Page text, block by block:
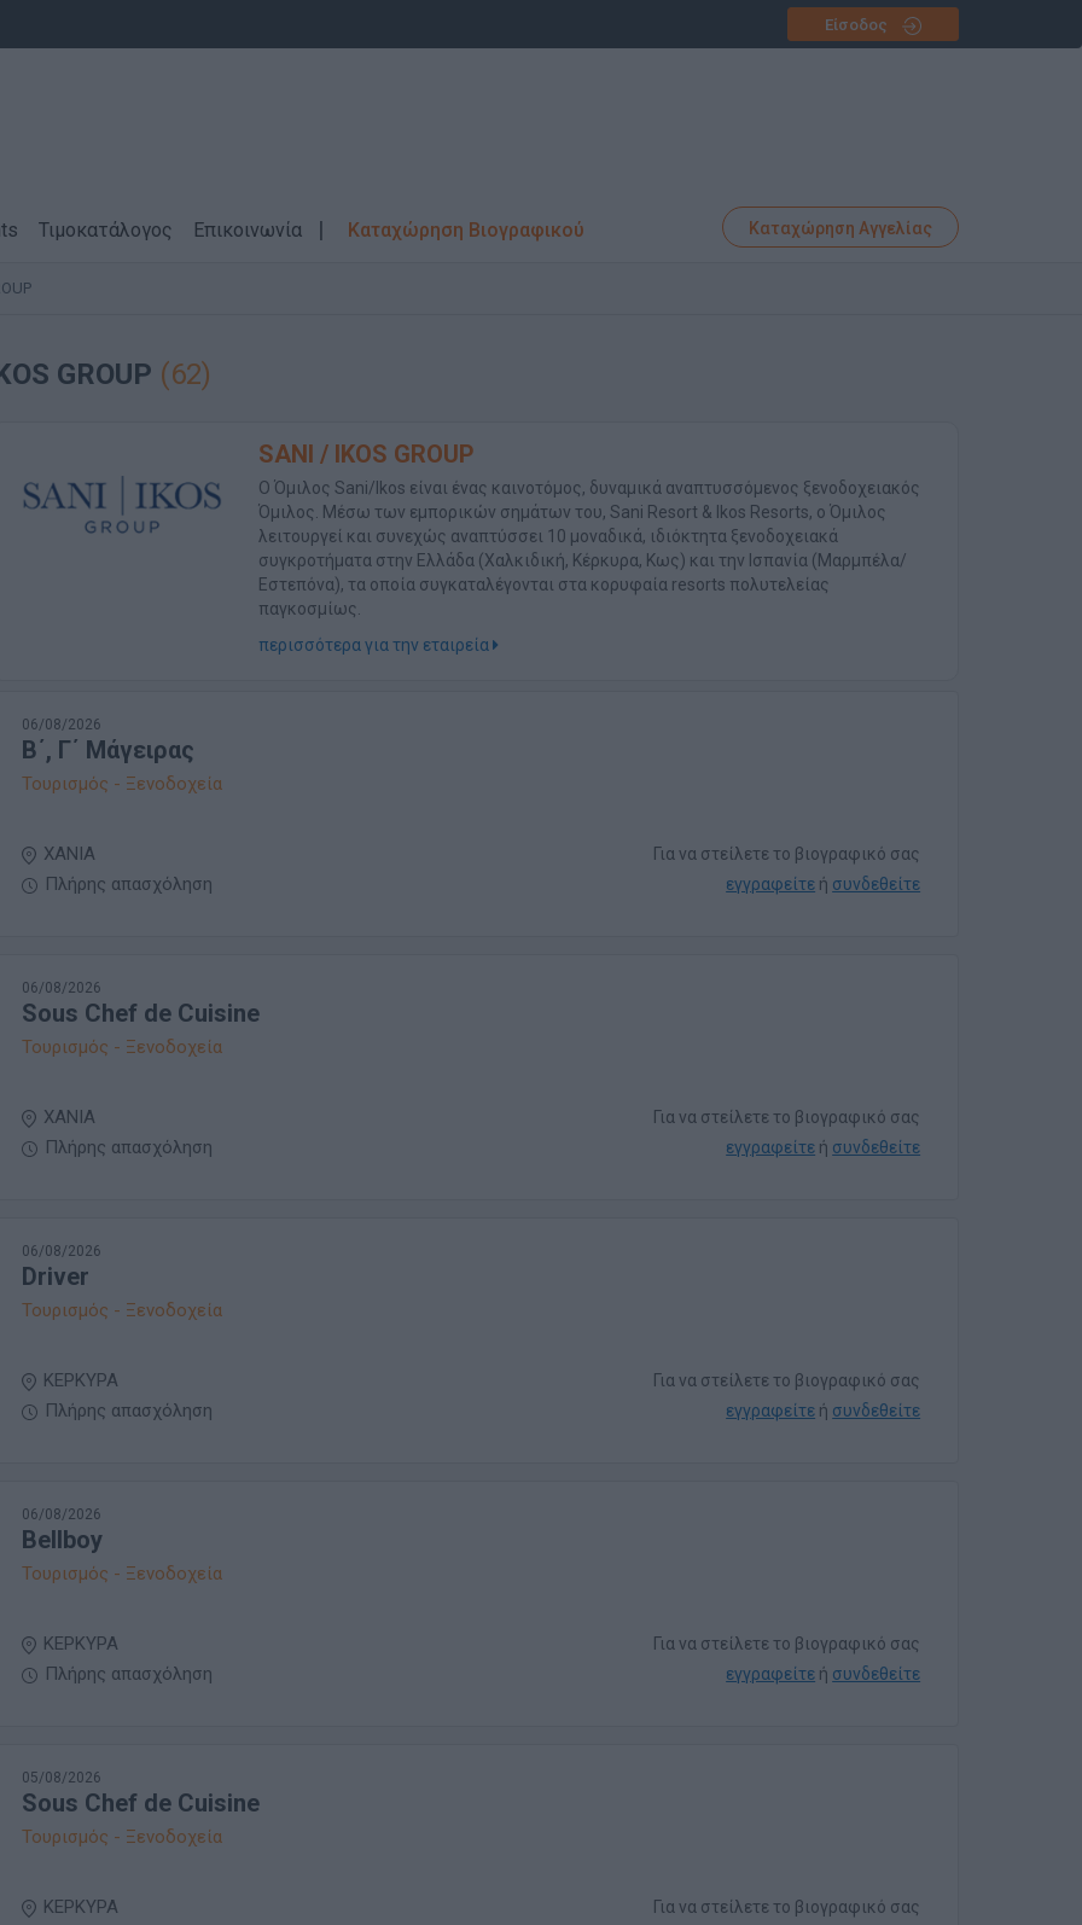
Είσοδος
Τιμοκατάλογος Επικοινωνία Καταχώρηση Βιογραφικού Καταχώρηση Αγγελίας
GROUP (62)
SANI / IKOS GROUP
Ο Όμιλος Sani/Ikos είναι ένας καινοτόμος, δυναμικά αναπτυσσόμενος ξενοδοχειακός
Όμιλος. Μέσω των εμπορικών σημάτων του, Sani Resort & Ikos Resorts, o Όμιλος
λειτουργεί και συνεχώς αναπτύσσει 10 μοναδικά, ιδιόκτητα ξενοδοχειακά
συγκροτήματα στην Ελλάδα (Χαλκιδική, Κέρκυρα, Κως) και την Ισπανία (Μαρμπέλα/
Εστεπόνα), τα οποία συγκαταλέγονται στα κορυφαία resorts πολυτελείας
παγκοσμίως.
περισσότερα για την εταιρεία
06/08/2026
Β΄, Γ΄ Μάγειρας
Τουρισμός - Ξενοδοχεία
ΧΑΝΙΑ
Πλήρης απασχόληση
Για να στείλετε το βιογραφικό σας
εγγραφείτε ή συνδεθείτε
06/08/2026
Sous Chef de Cuisine
Τουρισμός - Ξενοδοχεία
ΧΑΝΙΑ
Πλήρης απασχόληση
Για να στείλετε το βιογραφικό σας
εγγραφείτε ή συνδεθείτε
06/08/2026
Driver
Τουρισμός - Ξενοδοχεία
ΚΕΡΚΥΡΑ
Πλήρης απασχόληση
Για να στείλετε το βιογραφικό σας
εγγραφείτε ή συνδεθείτε
06/08/2026
Bellboy
Τουρισμός - Ξενοδοχεία
ΚΕΡΚΥΡΑ
Πλήρης απασχόληση
Για να στείλετε το βιογραφικό σας
εγγραφείτε ή συνδεθείτε
05/08/2026
Sous Chef de Cuisine
Τουρισμός - Ξενοδοχεία
ΚΕΡΚΥΡΑ
Για να στείλετε το βιογραφικό σας